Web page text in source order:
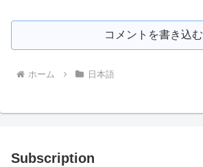
コメントを書き込む
ホーム 日本語
Subscription